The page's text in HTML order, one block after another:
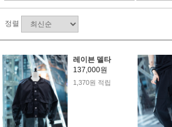
정렬
레이븐 델타
137,000원
1,370원 적립